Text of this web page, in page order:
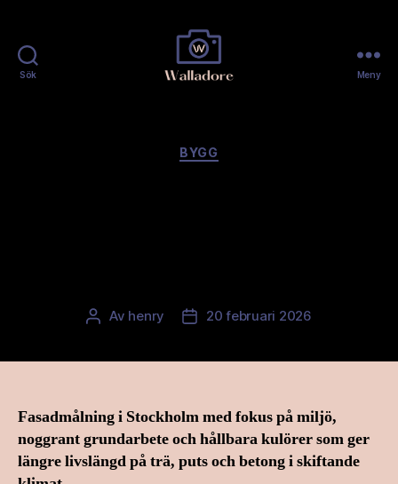
Sök Meny
Kategorier
BYGG
Inläggsförfattare
Av henry Inläggsdatum
20 februari 2026
Fasadmålning i Stockholm med fokus på miljö,
noggrant grundarbete och hållbara kulörer som ger
längre livslängd på trä, puts och betong i skiftande